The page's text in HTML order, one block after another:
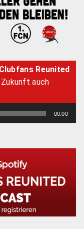
Clubfans Reunited
auch
00:00